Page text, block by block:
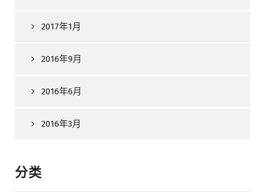
2017年1月
2016年9月
2016年6月
2016年3月
分类